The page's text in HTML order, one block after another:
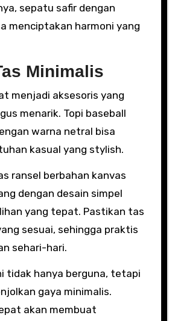
sepatu safir dengan
menciptakan harmoni yang
Minimalis
menjadi aksesoris yang
menarik. Topi baseball
warna netral bisa
kasual yang stylish.
ransel berbahan kanvas
dengan desain simpel
yang tepat. Pastikan tas
sesuai, sehingga praktis
sehari-hari.
tidak hanya berguna, tetapi
gaya minimalis.
akan membuat